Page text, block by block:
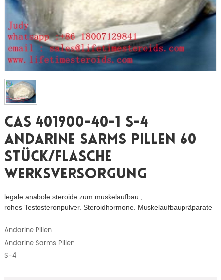
CAS 401900-40-1 S-4
Andarine Sarms Pillen 60
Stück/Flasche
Werksversorgung
legale anabole steroide zum muskelaufbau ,
rohes Testosteronpulver, Steroidhormone, Muskelaufbaupräparate
Andarine Pillen
Andarine Sarms Pillen
S-4